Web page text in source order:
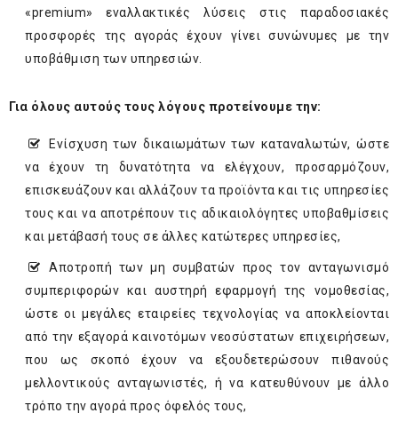
«premium» εναλλακτικές λύσεις στις παραδοσιακές
προσφορές της αγοράς έχουν γίνει συνώνυμες με την
υποβάθμιση των υπηρεσιών.
Για όλους αυτούς τους λόγους προτείνουμε την:
Ενίσχυση των δικαιωμάτων των καταναλωτών, ώστε
να έχουν τη δυνατότητα να ελέγχουν, προσαρμόζουν,
επισκευάζουν και αλλάζουν τα προϊόντα και τις υπηρεσίες
τους και να αποτρέπουν τις αδικαιολόγητες υποβαθμίσεις
και μετάβασή τους σε άλλες κατώτερες υπηρεσίες,
Αποτροπή των μη συμβατών προς τον ανταγωνισμό
συμπεριφορών και αυστηρή εφαρμογή της νομοθεσίας,
ώστε οι μεγάλες εταιρείες τεχνολογίας να αποκλείονται
από την εξαγορά καινοτόμων νεοσύστατων επιχειρήσεων,
που ως σκοπό έχουν να εξουδετερώσουν πιθανούς
μελλοντικούς ανταγωνιστές, ή να κατευθύνουν με άλλο
τρόπο την αγορά προς όφελός τους,